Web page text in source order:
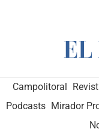
Campolitoral
Podcasts Mirador